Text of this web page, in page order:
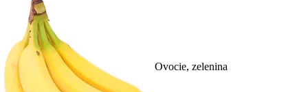
Ovocie, zelenina